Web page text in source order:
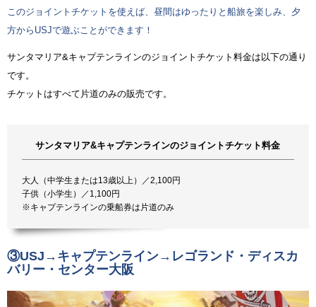
このジョイントチケットを使えば、昼間はゆったりと船旅を楽しみ、夕
方からUSJで遊ぶことができます！
サンタマリア&キャプテンラインのジョイントチケット料金は以下の通り
です。
チケットはすべて片道のみの販売です。
サンタマリア&キャプテンラインのジョイントチケット料金
大人（中学生または13歳以上）／2,100円
子供（小学生）／1,100円
※キャプテンラインの乗船券は片道のみ
③USJ→キャプテンライン→レゴランド・ディスカ
バリー・センター大阪